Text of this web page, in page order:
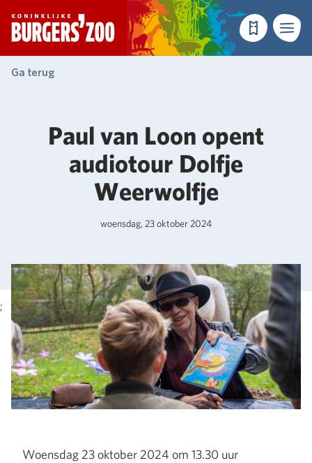
- Homepagina
TicketsMenu
Ga terug
;
Paul van Loon opent
audiotour Dolfje
Weerwolfje
woensdag, 23 oktober 2024
Woensdag 23 oktober 2024 om 13.30 uur